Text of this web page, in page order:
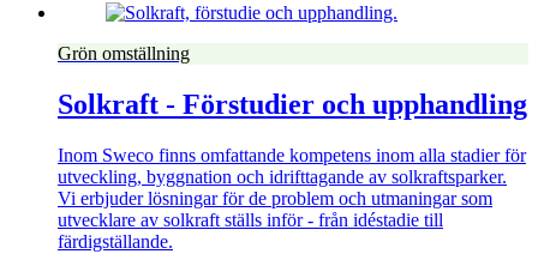
Grön omställning
Solkraft - Förstudier och upphandling
Inom Sweco finns omfattande kompetens inom alla stadier för
utveckling, byggnation och idrifttagande av solkraftsparker.
Vi erbjuder lösningar för de problem och utmaningar som
utvecklare av solkraft ställs inför - från idéstadie till
färdigställande.